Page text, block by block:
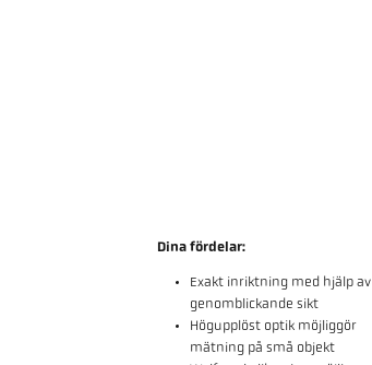
Dina fördelar:
Exakt inriktning med hjälp av
genomblickande sikt
Högupplöst optik möjliggör
mätning på små objekt